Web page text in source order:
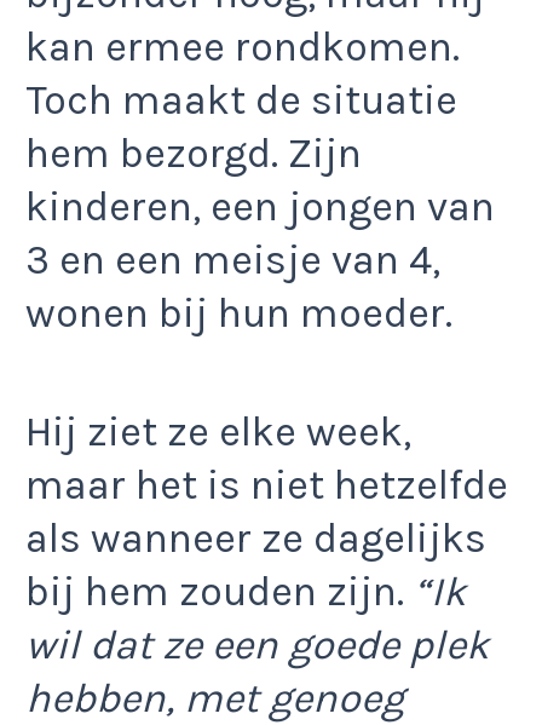
kan ermee rondkomen.
Toch maakt de situatie
hem bezorgd. Zijn
kinderen, een jongen van
3 en een meisje van 4,
wonen bij hun moeder.
Hij ziet ze elke week,
maar het is niet hetzelfde
als wanneer ze dagelijks
bij hem zouden zijn. “Ik
wil dat ze een goede plek
hebben, met genoeg